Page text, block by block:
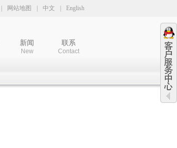
网站地图 中文 English
新闻
New
联系
Contact